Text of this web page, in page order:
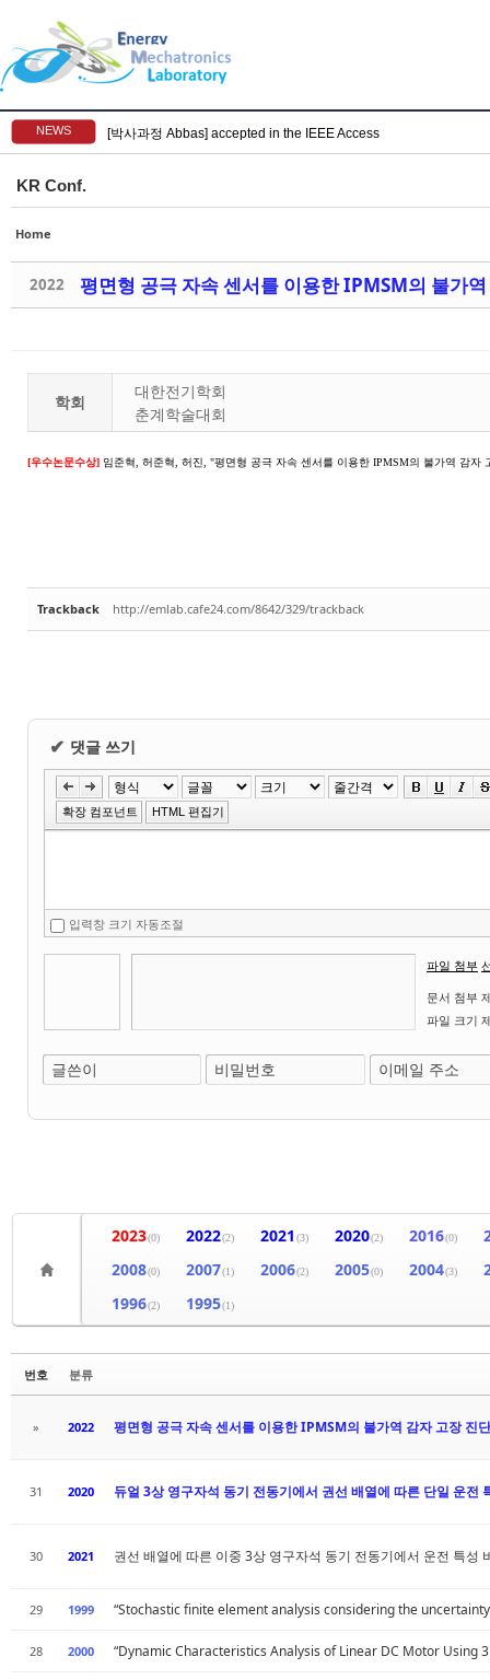
NEWS [박사과정 Abbas] accepted in the IEEE Access
KR Conf.
Home
2022 평면형 공극 자속 센서를 이용한 IPMSM의 불가
학회
대한전기학회
춘계학술대회
[우수논문수상] 임준혁, 허준혁, 허진, "평면형 공극 자속 센서를 이용한 IPMSM의 불가역 감
Trackback http://emlab.cafe24.com/8642/329/trackback
✔ 댓글 쓰기
확장 컴포넌트 HTML 편집기
입력창 크기 자동조절
파일 첨부
문서 첨부
파일 크기
글쓴이 비밀번호 이메일 주소
2023(0) 2022(2) 2021 (3) 2020(2) 2016(0)
2008(0) 2007(1) 2006(2) 2005(0) 2004(3)
1996(2) 1995(1)
번호 분류
» 2022 평면형 공극 자속 센서를 이용한 IPMSM의 불가역 감자 고장 진
31 2020 듀얼 3상 영구자석 동기 전동기에서 권선 배열에 따른 단일 운전
30 2021 권선 배열에 따른 이중 3상 영구자석 동기 전동기에서 운전 특성
29 1999 “Stochastic finite element analysis considering the
28 2000 “Dynamic Characteristics Analysis of Linear DC Motor